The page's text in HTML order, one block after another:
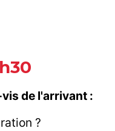
de l'arrivant :
?